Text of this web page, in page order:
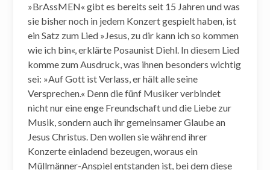
»BrAssMEN« gibt es bereits seit 15 Jahren und was
sie bisher noch in jedem Konzert gespielt haben, ist
ein Satz zum Lied »Jesus, zu dir kann ich so kommen
wie ich bin«, erklärte Posaunist Diehl. In diesem Lied
komme zum Ausdruck, was ihnen besonders wichtig
sei: »Auf Gott ist Verlass, er hält alle seine
Versprechen.« Denn die fünf Musiker verbindet
nicht nur eine enge Freundschaft und die Liebe zur
Musik, sondern auch ihr gemeinsamer Glaube an
Jesus Christus. Den wollen sie während ihrer
Konzerte einladend bezeugen, woraus ein
Müllmänner-Anspiel entstanden ist, bei dem diese